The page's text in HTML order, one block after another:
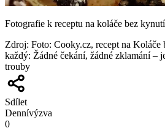
Fotografie k receptu na koláče bez kynutí
Zdroj: Foto: Cooky.cz, recept na Koláče
každý: Žádné čekání, žádné zklamání –
trouby
Sdílet
Dennívýzva
0